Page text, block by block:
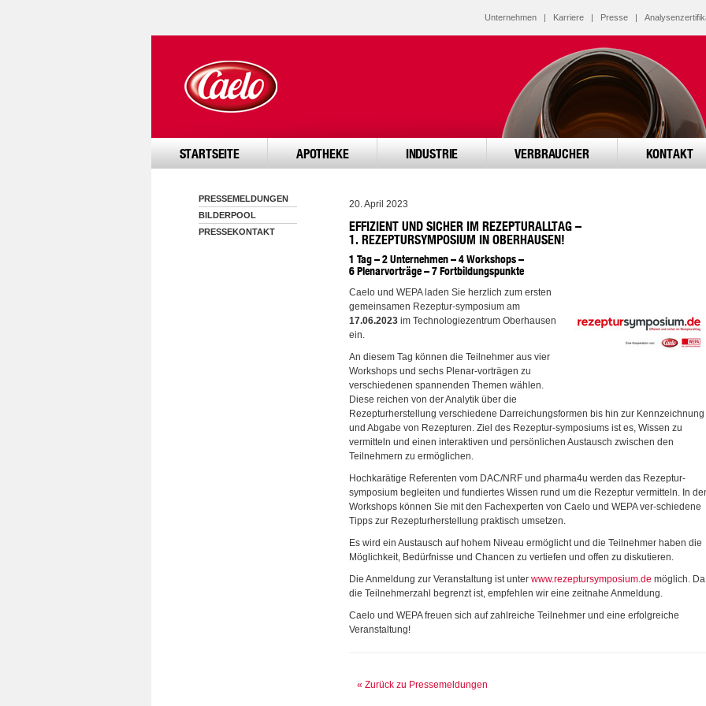
Unternehmen | Karriere | Presse |
STARTSEITE APOTHEKE INDUSTRIE VERBRAUCHER KONTAKT
PRESSEMELDUNGEN
BILDERPOOL
PRESSEKONTAKT
20. April 2023
EFFIZIENT UND SICHER IM REZEPTURALLTAG –
1. REZEPTURSYMPOSIUM IN OBERHAUSEN!
1 Tag – 2 Unternehmen – 4 Workshops –
6 Plenarvorträge – 7 Fortbildungspunkte
Caelo und WEPA laden Sie herzlich zum ersten
gemeinsamen Rezeptur-symposium am
17.06.2023 im Technologiezentrum Oberhausen
ein.
An diesem Tag können die Teilnehmer aus vier
Workshops und sechs Plenar-vorträgen zu
verschiedenen spannenden Themen wählen.
Diese reichen von der Analytik über die
Rezepturherstellung verschiedene Darreichungsformen bis hin zur Kennzeichnung
und Abgabe von Rezepturen. Ziel des Rezeptur-symposiums ist es, Wissen zu
vermitteln und einen interaktiven und persönlichen Austausch zwischen den
Teilnehmern zu ermöglichen.
Hochkarätige Referenten vom DAC/NRF und pharma4u werden das Rezeptur-
symposium begleiten und fundiertes Wissen rund um die Rezeptur vermitteln. In
Workshops können Sie mit den Fachexperten von Caelo und WEPA ver-schiedene
Tipps zur Rezepturherstellung praktisch umsetzen.
Es wird ein Austausch auf hohem Niveau ermöglicht und die Teilnehmer haben die
Möglichkeit, Bedürfnisse und Chancen zu vertiefen und offen zu diskutieren.
Die Anmeldung zur Veranstaltung ist unter www.rezeptursymposium.de möglich. Da
die Teilnehmerzahl begrenzt ist, empfehlen wir eine zeitnahe Anmeldung.
Caelo und WEPA freuen sich auf zahlreiche Teilnehmer und eine erfolgreiche
Veranstaltung!
« Zurück zu Pressemeldungen